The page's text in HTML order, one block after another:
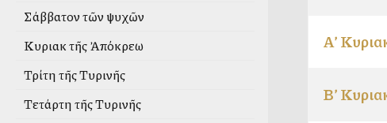
Σάββατον τῶν ψυχῶν
Κυριακὴ τῆς Ἀπόκρεω
Τρίτη τῆς Τυρινῆς
Τετάρτη τῆς Τυρινῆς
Α’
Β’